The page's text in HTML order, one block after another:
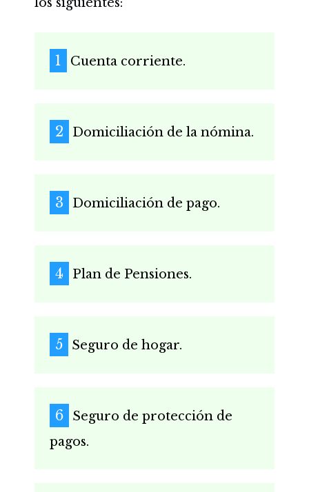
Cuenta corriente.
Domiciliación de la nómina.
Domiciliación de pago.
Plan de Pensiones.
Seguro de hogar.
Seguro de protección de
pagos.